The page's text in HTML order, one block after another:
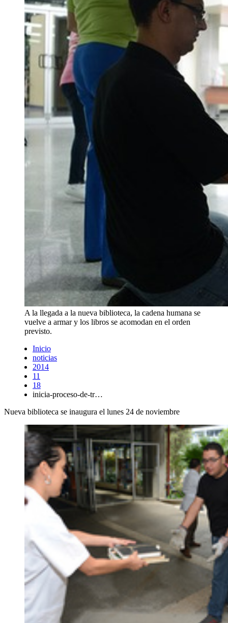
A la llegada a la nueva biblioteca, la cadena humana se
vuelve a armar y los libros se acomodan en el orden
previsto.
Inicio
noticias
2014
11
18
inicia-proceso-de-tr…
Nueva biblioteca se inaugura el lunes 24 de noviembre